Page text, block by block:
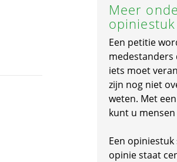
Meer
opiniestuk
Een petitie
medestanders
iets moet
zijn nog niet
weten. Met
kunt u
Een
opinie staat